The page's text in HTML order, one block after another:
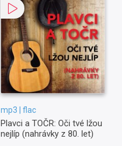
mp3 | flac
Plavci a TOČR: Oči tvé lžou
nejlíp (nahrávky z 80. let)